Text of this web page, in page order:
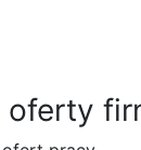
oferty